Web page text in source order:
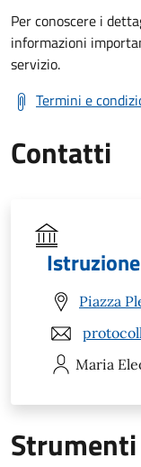
Per conoscere i
informazioni
servizio.
Termini e
Contatti
Piazza
Maria